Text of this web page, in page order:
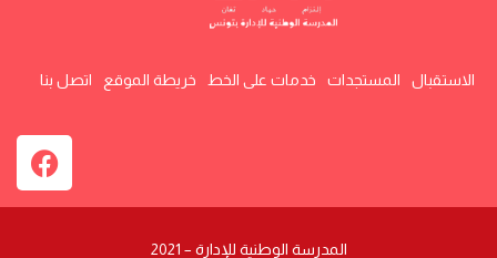
الاستقبال المستجدات خدمات على الخط خريطة الموقع اتصل بنا
المدرسة الوطنية للإدارة – 2021